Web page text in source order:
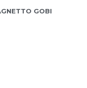
GOBI